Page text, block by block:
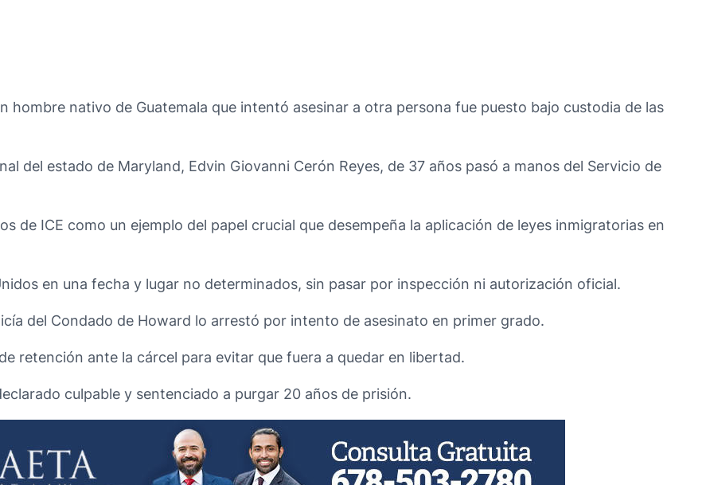
hombre nativo de Guatemala que intentó asesinar a otra persona fue puesto bajo custodia de las
del estado de Maryland, Edvin Giovanni Cerón Reyes, de 37 años pasó a manos del Servicio de
de ICE como un ejemplo del papel crucial que desempeña la aplicación de leyes inmigratorias en
en una fecha y lugar no determinados, sin pasar por inspección ni autorización oficial.
del Condado de Howard lo arrestó por intento de asesinato en primer grado.
retención ante la cárcel para evitar que fuera a quedar en libertad.
culpable y sentenciado a purgar 20 años de prisión.